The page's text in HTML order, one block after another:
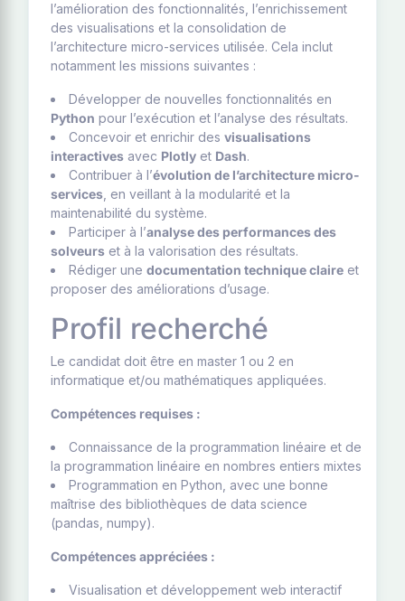
l’amélioration des fonctionnalités, l’enrichissement
des visualisations et la consolidation de
l’architecture micro-services utilisée. Cela inclut
notamment les missions suivantes :
Développer de nouvelles fonctionnalités en
Python pour l’exécution et l’analyse des résultats.
Concevoir et enrichir des visualisations
interactives avec Plotly et Dash.
Contribuer à l’évolution de l’architecture micro-
services , en veillant à la modularité et la
maintenabilité du système.
Participer à l’analyse des performances des
solveurs et à la valorisation des résultats.
Rédiger une documentation technique claire et
proposer des améliorations d’usage.
Profil recherché
Le candidat doit être en master 1 ou 2 en
informatique et/ou mathématiques appliquées.
Compétences requises :
Connaissance de la programmation linéaire et de
la programmation linéaire en nombres entiers mixtes
Programmation en Python, avec une bonne
maîtrise des bibliothèques de data science
(pandas, numpy).
Compétences appréciées :
Visualisation et développement web interactif